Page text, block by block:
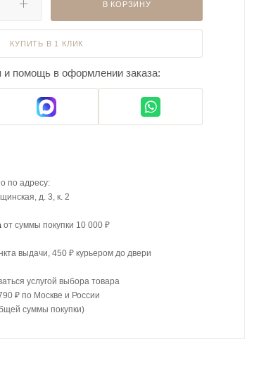
В КОРЗИНУ
КУПИТЬ В 1 КЛИК
и помощь в оформлении заказа:
по адресу:
д. 3, к. 2
от суммы покупки 10 000 ₽
выдачи, 450 ₽ курьером до двери
услугой выбора товара
₽ по Москве и России
суммы покупки)